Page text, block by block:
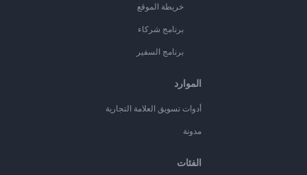
خريطة الموقع
برنامج شركاء
برنامج السفير
الموارد
أدوات تسويق العلامة التجارية
مدونة
الفئات